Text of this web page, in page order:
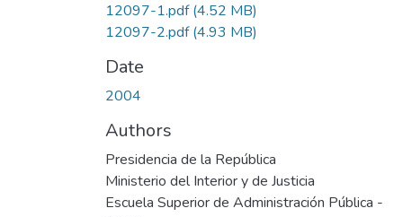
12097-1.pdf(4.52 MB)
12097-2.pdf(4.93 MB)
Date
2004
Authors
Presidencia de la República
Ministerio del Interior y de Justicia
Escuela Superior de Administración Pública -